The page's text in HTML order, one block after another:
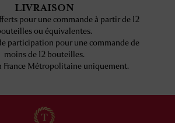
LIVRAISON
pour une commande à partir de 12
ou équivalentes.
participation pour une commande de
moins de 12 bouteilles.
France Métropolitaine uniquement.